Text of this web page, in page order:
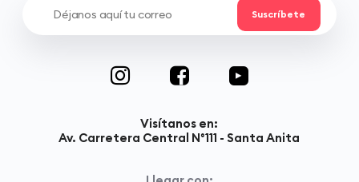
Visítanos en:
Av. Carretera Central N°111 - Santa Anita